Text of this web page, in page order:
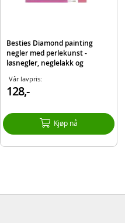
Besties Diamond painting
negler med perlekunst -
løsnegler, neglelakk og
Vår lavpris:
128,-
Kjøp nå